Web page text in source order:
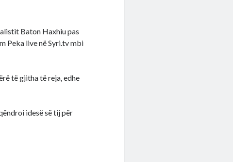
Baton Haxhiu pas
Peka live në Syri.tv mbi
të gjitha të reja, edhe
idesë së tij për